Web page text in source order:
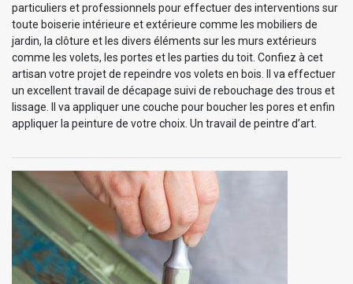
particuliers et professionnels pour effectuer des interventions sur
toute boiserie intérieure et extérieure comme les mobiliers de
jardin, la clôture et les divers éléments sur les murs extérieurs
comme les volets, les portes et les parties du toit. Confiez à cet
artisan votre projet de repeindre vos volets en bois. Il va effectuer
un excellent travail de décapage suivi de rebouchage des trous et
lissage. Il va appliquer une couche pour boucher les pores et enfin
appliquer la peinture de votre choix. Un travail de peintre d’art.